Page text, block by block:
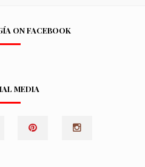
ON FACEBOOK
MEDIA